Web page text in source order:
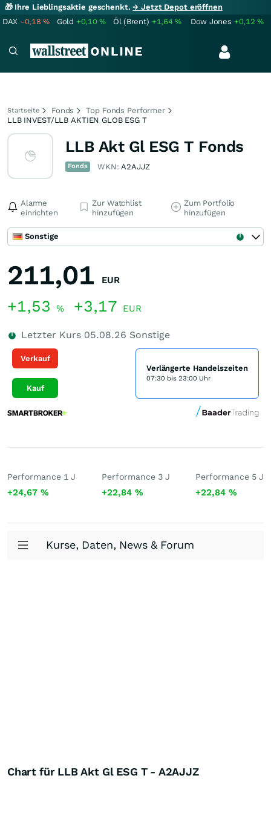
🎁 Ihre Lieblingsaktie geschenkt.→ Jetzt Depot eröffnen
DAX -0,18% Gold +0,10% Öl (Brent) +1,64% Dow Jones +0,12%
Startseite Fonds
Top Fonds Performer
LLB INVEST/LLB AKTIEN GLOB ESG T
LLB Akt Gl ESG T Fonds
Fonds WKN:A2AJJZ
Alarme
einrichten
Zur Watchlist
hinzufügen
Zum Portfolio
hinzufügen
Sonstige
211,01 EUR
+1,53 % +3,17 EUR
Letzter Kurs 05.08.26 Sonstige
Verkauf
Kauf
Verlängerte Handelszeiten
07:30 bis 23:00 Uhr
Performance 1 J
+24,67 %
Performance 3 J
+22,84 %
Performance 5 J
+22,84 %
Kurse, Daten, News & Forum
Chart für LLB Akt Gl ESG T - A2AJJZ